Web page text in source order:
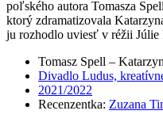
poľského autora Tomasza
ktorý zdramatizovala
ju rozhodlo uviesť v réžii Júlie
Tomasz Spell –
Divadlo Ludus,
2021/2022
Recenzentka: Zuzana